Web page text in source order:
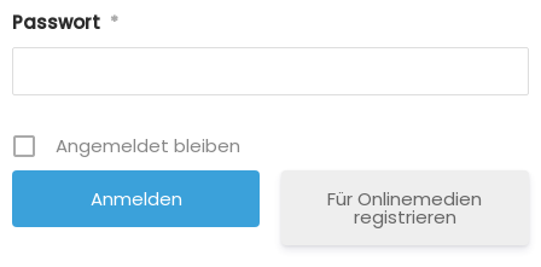
Passwort *
Angemeldet bleiben
Für Onlinemedien
registrieren